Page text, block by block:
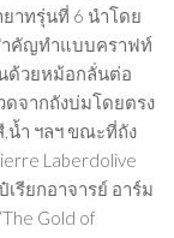
าทรุ่นที่ 6 นำโดย
ำคัญทำแบบคราฟท์
ด้วยหม้อกลั่นต่อ
ดจากถังบ่มโดยตรง
,น้ำ ฯลฯ ขณะที่ถัง
Laberdolive
รียกอาจารย์ อาร์ม
Gold of